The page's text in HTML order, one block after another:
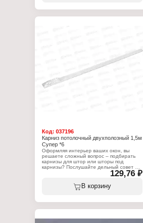
Тип товара: Комплект крючков
Код: 037196
Карниз потолочный двухполозный 1,5м
Супер *6
Оформляя интерьер ваших окон, вы
решаете сложный вопрос – подбирать
карнизы для штор или шторы под
карнизы? Послушайте дельный совет –
карнизы для штор необходимо
приобретать после того, как вы
определились с типом штор и их
собственным весом. Но только после
известна длина карниза и высота его
129,76 ₽
В корзину